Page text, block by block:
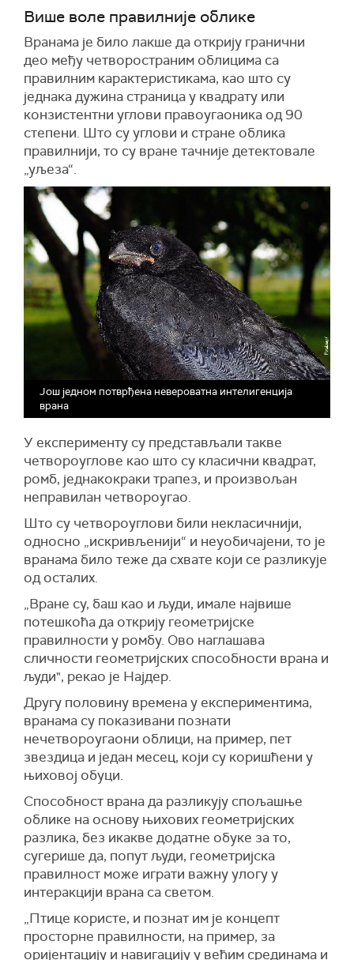
Више воле правилније облике
Вранама је било лакше да открију гранични
део међу четвоространим облицима са
правилним карактеристикама, као што су
једнака дужина страница у квадрату или
конзистентни углови правоугаоника од 90
степени. Што су углови и стране облика
правилнији, то су вране тачније детектовале
„уљеза“.
Још једном потврђена невероватна интелигенција
врана
У експерименту су представљали такве
четвороуглове као што су класични квадрат,
ромб, једнакокраки трапез, и произвољан
неправилан четвороугао.
Што су четвороуглови били некласичнији,
односно „искривљенији“ и неуобичајени, то је
вранама било теже да схвате који се разликује
од осталих.
„Вране су, баш као и људи, имале највише
потешкоћа да открију геометријске
правилности у ромбу. Ово наглашава
сличности геометријских способности врана и
људи", рекао је Најдер.
Другу половину времена у експериментима,
вранама су показивани познати
нечетвороугаони облици, на пример, пет
звездица и један месец, који су коришћени у
њиховој обуци.
Способност врана да разликују спољашње
облике на основу њихових геометријских
разлика, без икакве додатне обуке за то,
сугерише да, попут људи, геометријска
правилност може играти важну улогу у
интеракцији врана са светом.
„Птице користе, и познат им је концепт
просторне правилности, на пример, за
оријентацију и навигацију у већим срединама и